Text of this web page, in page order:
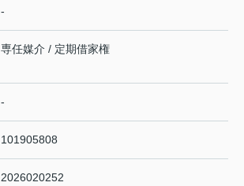
-
専任媒介 / 定期借家権
-
101905808
2026020252